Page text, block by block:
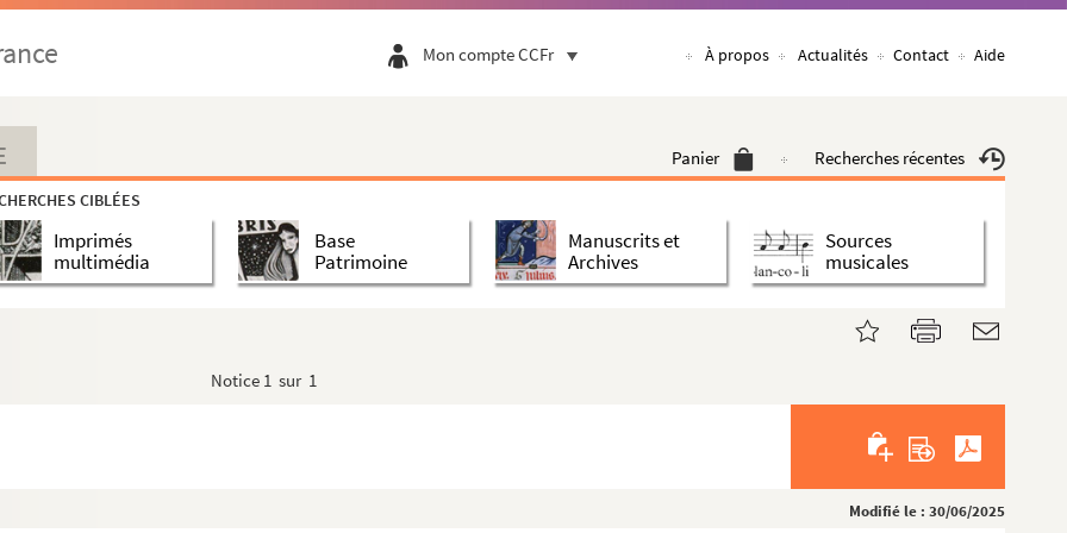
Mon compte CCFr À propos Actualités Contact Aide
Panier Recherches récentes
CIBLÉES
Imprimés
multimédia
Base
Patrimoine
Manuscrits et
Archives
Sources
musicales
Notice 1 sur 1
Modifié le : 30/06/2025